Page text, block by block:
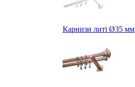
Карнизи литі Ø35 мм